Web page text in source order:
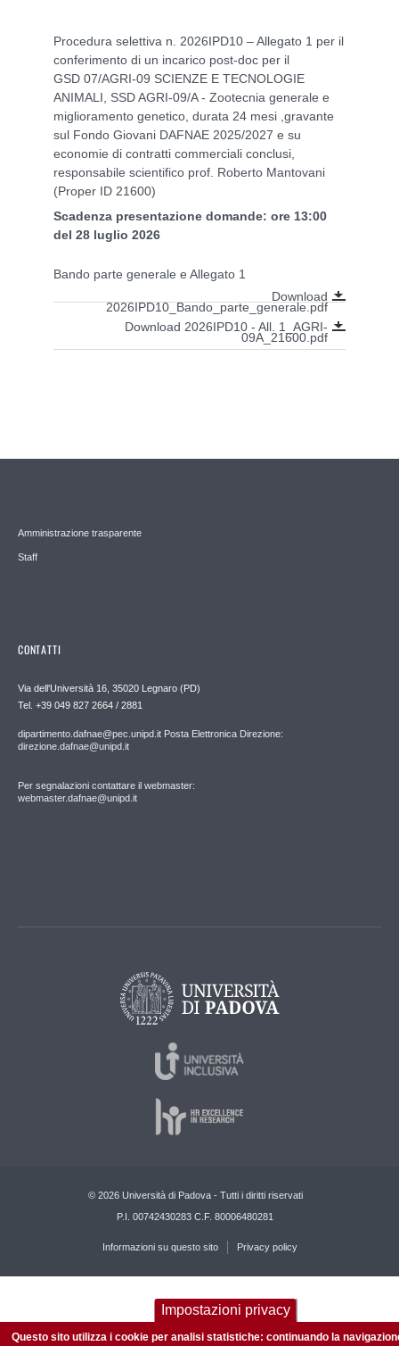
Procedura selettiva n. 2026IPD10 – Allegato 1 per il
conferimento di un incarico post-doc per il
GSD 07/AGRI-09 SCIENZE E TECNOLOGIE
ANIMALI, SSD AGRI-09/A - Zootecnia generale e
miglioramento genetico, durata 24 mesi ,gravante
sul Fondo Giovani DAFNAE 2025/2027 e su
economie di contratti commerciali conclusi,
responsabile scientifico prof. Roberto Mantovani
(Proper ID 21600)
Scadenza presentazione domande: ore 13:00
del 28 luglio 2026
Bando parte generale e Allegato 1
Download
2026IPD10_Bando_parte_generale.pdf
Download 2026IPD10 - All. 1_AGRI-
09A_21600.pdf
Amministrazione trasparente
Staff
CONTATTI
Via dell'Università 16, 35020 Legnaro (PD)
Tel. +39 049 827 2664 / 2881
dipartimento.dafnae@pec.unipd.it Posta Elettronica Direzione:
direzione.dafnae@unipd.it
Per segnalazioni contattare il webmaster:
webmaster.dafnae@unipd.it
© 2026 Università di Padova - Tutti i diritti riservati
P.I. 00742430283 C.F. 80006480281
Informazioni su questo sito Privacy policy
Impostazioni privacy
Questo sito utilizza i cookie per analisi statistiche: continuando la